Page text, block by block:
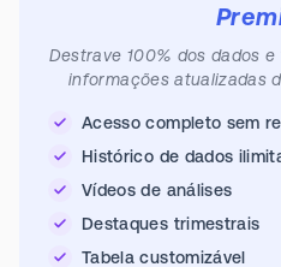
Destrave 100% dos dados
informações atualizadas
Acesso completo sem
Histórico de dados
Vídeos de análises
Destaques trimestrais
Tabela customizável